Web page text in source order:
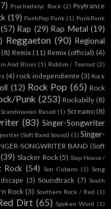
Psychedelyc Rock (2) Psytrance
(19) PunkPop Punk (1) PunkPunk
(57) Rap (29) Rap Metal (19)
Reggaeton (90) Regional
(8) Remix (11) Remix (official) (4)
And Blues (1) Riddim / Tearout (2)
(4) rock independiente (3) Rock
(12) Rock Pop (65) Rock
Punk (253) Rockabilly (8)
Scandinavian Based (1) Screamo (8)
(83) Singer-Songwriter
(Soft Band Sound) (1) Singer-
SONGWRITER BAND (Soft
(39) Slacker Rock (5) Slap House /
Rock (54) Son Cubano (1) Song
(3) Soundtrack (7) South
Rock (3) Southern Rock / Red (1)
Dirt (65) Spoken Word (1)